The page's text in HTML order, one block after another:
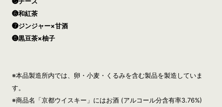
❻和紅茶
❼ジンジャー×甘酒
❽黒豆茶×柚子
※本品製造所内では、卵・小麦・くるみを含む製品を製造していま
す。
※商品名「京都ウイスキー」にはお酒 (アルコール分含有率3.76%)